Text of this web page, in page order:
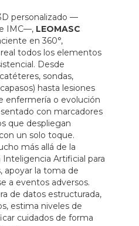
personalizado —
IMC—, LEOMASC
en 360°,
todos los elementos
Desde
sondas,
hasta lesiones
enfermería o evolución
con marcadores
que despliegan
un solo toque.
más allá de la
Inteligencia Artificial para
apoyar la toma de
a eventos adversos.
de datos estructurada,
estima niveles de
cuidados de forma